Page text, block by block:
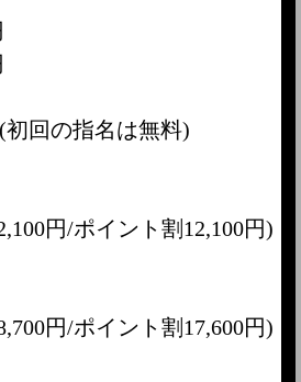
回の指名は無料)
円/ポイント割12,100円)
円/ポイント割17,600円)